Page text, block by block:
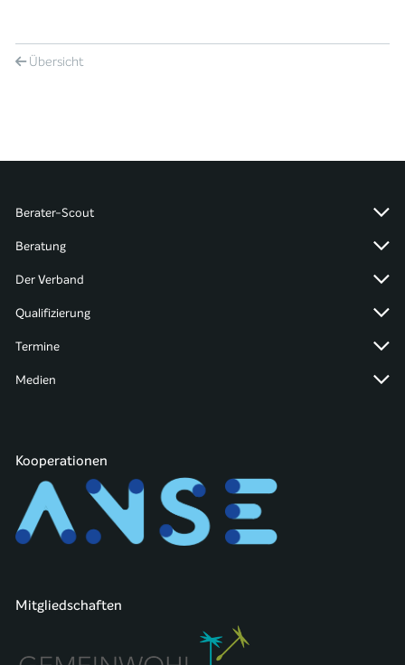
Übersicht
Berater-Scout
Beratung
Der Verband
Qualifizierung
Termine
Medien
Kooperationen
Mitgliedschaften